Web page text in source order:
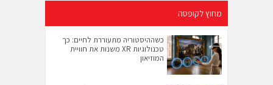
מחוץ לקופסה
כשההיסטוריה מתעוררת לחיים: כך
טכנולוגיות XR משנות את חוויית
המוזיאון